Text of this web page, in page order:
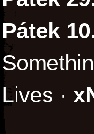
Pátek
Lives ·